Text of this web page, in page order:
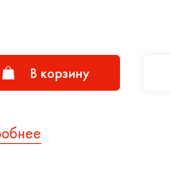
В корзину